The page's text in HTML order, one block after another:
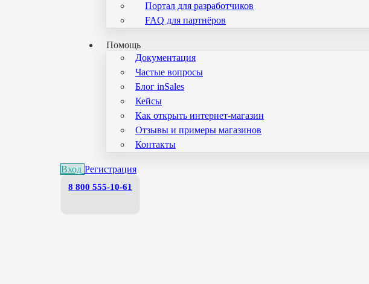
Портал для разработчиков
FAQ для партнёров
Помощь
Документация
Частые вопросы
Блог inSales
Кейсы
Как открыть интернет-магазин
Отзывы и примеры магазинов
Контакты
Вход Регистрация
8 800 555-10-61